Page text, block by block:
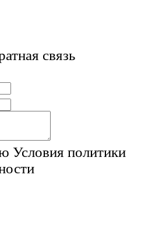
связь
Условия политики